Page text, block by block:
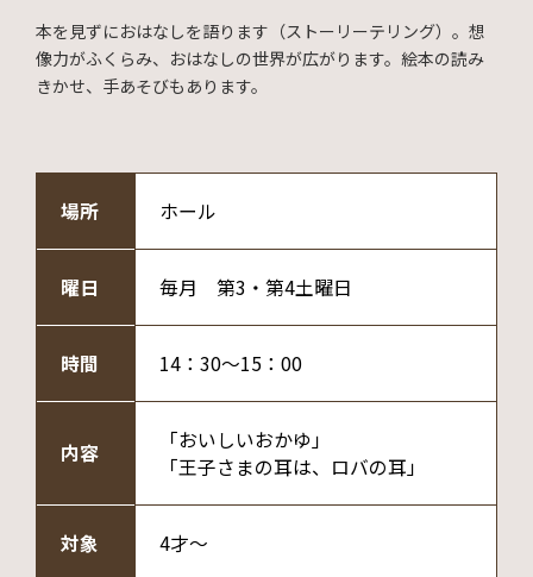
本を見ずにおはなしを語ります（ストーリーテリング）。想
像力がふくらみ、おはなしの世界が広がります。絵本の読み
きかせ、手あそびもあります。
場所 ホール
曜日 毎月 第3・第4土曜日
時間 14：30～15：00
内容
「おいしいおかゆ」
「王子さまの耳は、ロバの耳」
対象 4才～